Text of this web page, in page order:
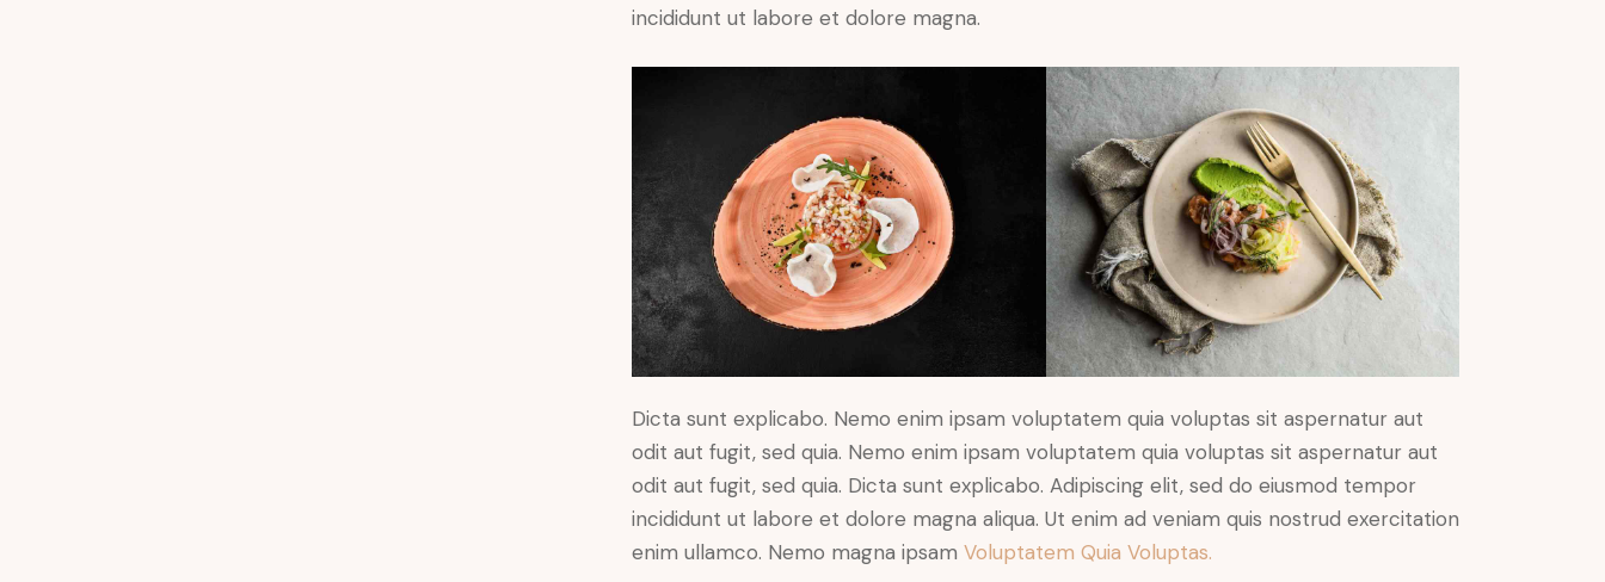
incididunt ut labore et dolore magna.
Dicta sunt explicabo. Nemo enim ipsam voluptatem quia voluptas sit aspernatur aut
odit aut fugit, sed quia. Nemo enim ipsam voluptatem quia voluptas sit aspernatur aut
odit aut fugit, sed quia. Dicta sunt explicabo. Adipiscing elit, sed do eiusmod tempor
incididunt ut labore et dolore magna aliqua. Ut enim ad veniam quis nostrud exercitation
enim ullamco. Nemo magna ipsam Voluptatem Quia Voluptas.